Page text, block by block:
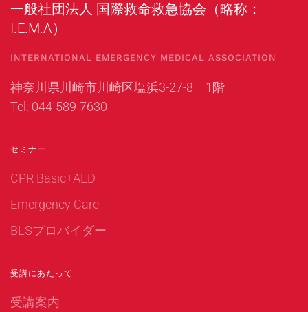
一般社団法人 国際救命救急協会（略称：
I.E.M.A）
INTERNATIONAL EMERGENCY MEDICAL ASSOCIATION
神奈川県川崎市川崎区塩浜3-27-8 1階
Tel: 044-589-7630
セミナー
CPR Basic+AED
Emergency Care
BLSプロバイダー
受講にあたって
受講案内